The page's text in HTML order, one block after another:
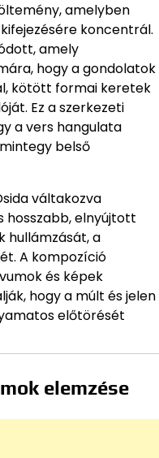
amelyben
koncentrál.
amely
hogy a gondolatok
kötött formai keretek
Ez a szerkezeti
a vers hangulata
belső
váltakozva
hosszabb, elnyújtott
hullámzását, a
A kompozíció
és képek
hogy a múlt és jelen
előtörését
elemzése